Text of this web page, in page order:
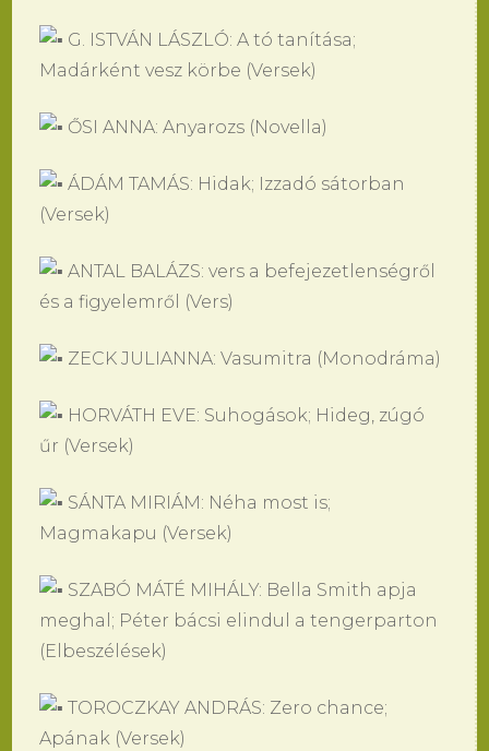
G. ISTVÁN LÁSZLÓ: A tó tanítása;
Madárként vesz körbe (Versek)
ŐSI ANNA: Anyarozs (Novella)
ÁDÁM TAMÁS: Hidak; Izzadó sátorban
(Versek)
ANTAL BALÁZS: vers a befejezetlenségről
és a figyelemről (Vers)
ZECK JULIANNA: Vasumitra (Monodráma)
HORVÁTH EVE: Suhogások; Hideg, zúgó
űr (Versek)
SÁNTA MIRIÁM: Néha most is;
Magmakapu (Versek)
SZABÓ MÁTÉ MIHÁLY: Bella Smith apja
meghal; Péter bácsi elindul a tengerparton
(Elbeszélések)
TOROCZKAY ANDRÁS: Zero chance;
Apának (Versek)